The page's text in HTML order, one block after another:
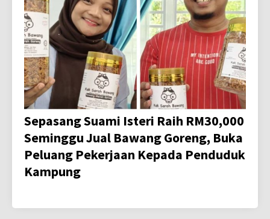
Sepasang Suami Isteri Raih RM30,000
Seminggu Jual Bawang Goreng, Buka
Peluang Pekerjaan Kepada Penduduk
Kampung